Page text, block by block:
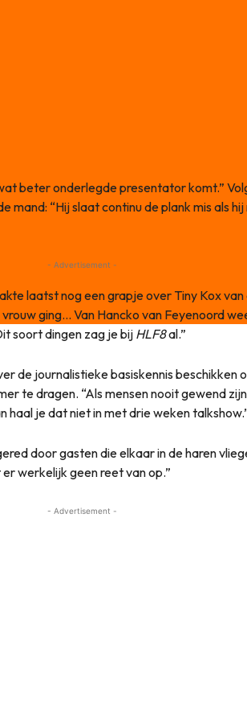
beter onderlegde presentator komt.”
mand: “Hij slaat continu de plank mis als
- Advertisement -
laatst nog een grapje over Tiny Kox van
ging… Van Hancko van Feyenoord
soort dingen zag je bij HLF8al.”
de journalistieke basiskennis beschikken
te dragen. “Als mensen nooit gewend
haal je dat niet in met drie weken
door gasten die elkaar in de haren
werkelijk geen reet van op.”
- Advertisement -